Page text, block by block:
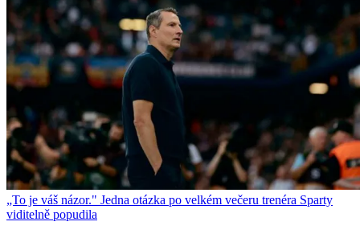
„To je váš názor." Jedna otázka po velkém večeru trenéra Sparty
viditelně popudila